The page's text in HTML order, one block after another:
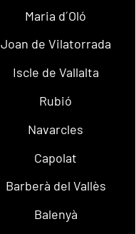
Maria d´Oló
Joan de Vilatorrada
Iscle de Vallalta
Rubió
Navarcles
Capolat
Barberà del Vallès
Balenyà